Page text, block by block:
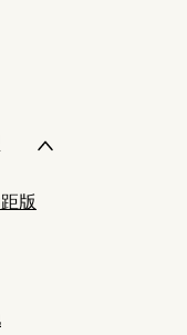
CHANNELS"CHANNEL"
版